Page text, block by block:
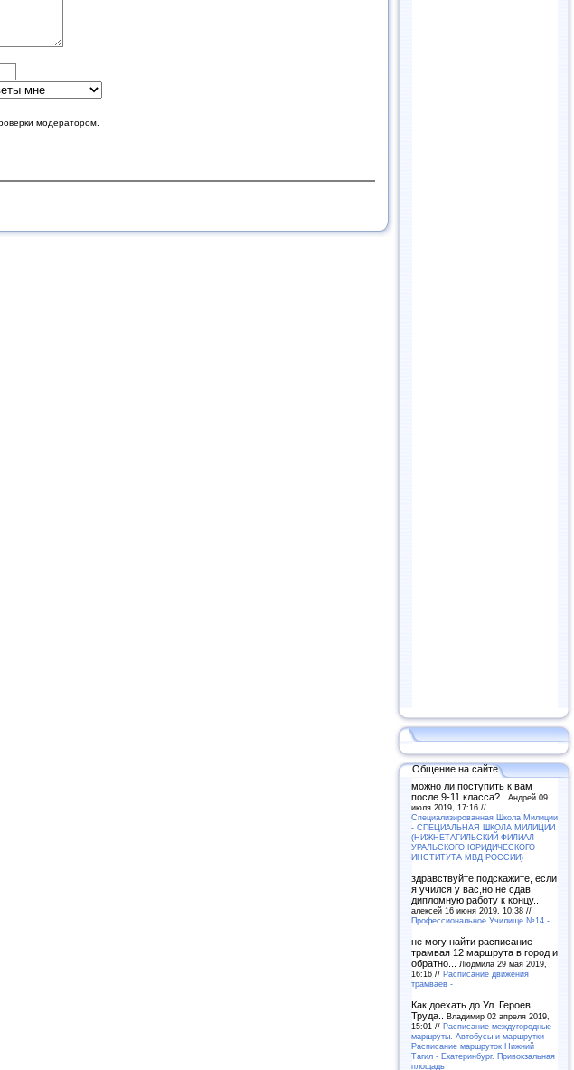
модератором.
Общение на сайте
можно ли поступить к вам
после 9-11 класса?.. Андрей 09
июля 2019, 17:16 //
Специализированная Школа Милиции
- СПЕЦИАЛЬНАЯ ШКОЛА МИЛИЦИИ
(НИЖНЕТАГИЛЬСКИЙ ФИЛИАЛ
УРАЛЬСКОГО ЮРИДИЧЕСКОГО
ИНСТИТУТА МВД РОССИИ)
здравствуйте,подскажите, если
я учился у вас,но не сдав
дипломную работу к концу..
алексей 16 июня 2019, 10:38 //
Профессиональное Училище №14 -
не могу найти расписание
трамвая 12 маршрута в город и
обратно...
Людмила 29 мая 2019,
16:16 // Расписание движения
трамваев -
Как доехать до Ул. Героев
Труда.. Владимир 02 апреля 2019,
15:01 // Расписание междугородные
маршруты. Автобусы и маршрутки -
Расписание маршруток Нижний
Тагил - Екатеринбург. Привокзальная
площадь